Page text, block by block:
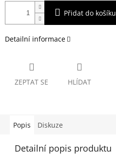
Přidat do košíku
Detailní informace
ZEPTAT SE HLÍDAT
Popis Diskuze
Detailní popis produktu